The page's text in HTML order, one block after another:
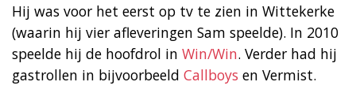
Hij was voor het eerst op tv te zien in Wittekerke
(waarin hij vier afleveringen Sam speelde). In 2010
speelde hij de hoofdrol in Win/Win. Verder had hij
gastrollen in bijvoorbeeld Callboys en Vermist.